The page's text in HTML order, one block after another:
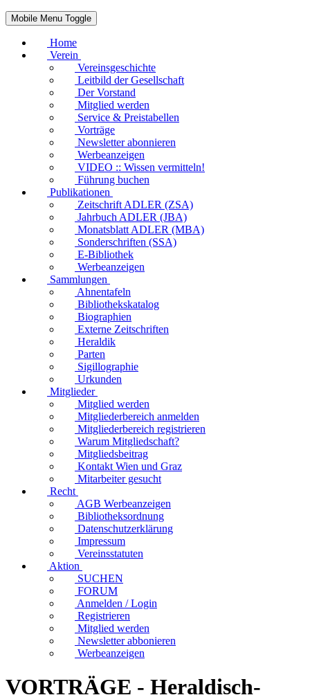
Mobile Menu Toggle
Home
Verein
Vereinsgeschichte
Leitbild der Gesellschaft
Der Vorstand
Mitglied werden
Service & Preistabellen
Vorträge
Newsletter abonnieren
Werbeanzeigen
VIDEO :: Wissen vermitteln!
Führung buchen
Publikationen
Zeitschrift ADLER (ZSA)
Jahrbuch ADLER (JBA)
Monatsblatt ADLER (MBA)
Sonderschriften (SSA)
E-Bibliothek
Werbeanzeigen
Sammlungen
Ahnentafeln
Bibliothekskatalog
Biographien
Externe Zeitschriften
Heraldik
Parten
Sigillographie
Urkunden
Mitglieder
Mitglied werden
Mitgliederbereich anmelden
Mitgliederbereich registrieren
Warum Mitgliedschaft?
Mitgliedsbeitrag
Kontakt Wien und Graz
Mitarbeiter gesucht
Recht
AGB Werbeanzeigen
Bibliotheksordnung
Datenschutzerklärung
Impressum
Vereinsstatuten
Aktion
SUCHEN
FORUM
Anmelden / Login
Registrieren
Mitglied werden
Newsletter abbonieren
Werbeanzeigen
VORTRÄGE - Heraldisch-